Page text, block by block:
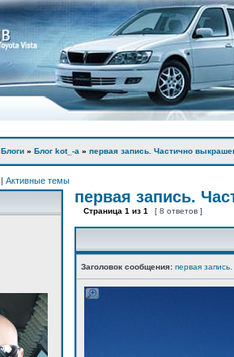
Блоги » Блог kot_-а » первая запись. Частично
| Активные темы
первая запись.
Страница 1 из 1 [ 8 ответов ]
Заголовок сообщения: первая